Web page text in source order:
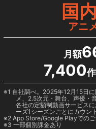
国
アニ
月額
7,400
1 自社調べ。2025年12月15日
メ、2.5次元・舞台、声優・
各社の定額制動画サービス
ーズ1シーズンごとにカウント
2 App Store/Google Playでの
3 一部個別課金あり